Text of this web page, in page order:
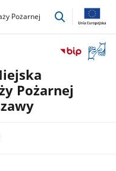
Pożarnej
przejdź
okno
Pożarnej